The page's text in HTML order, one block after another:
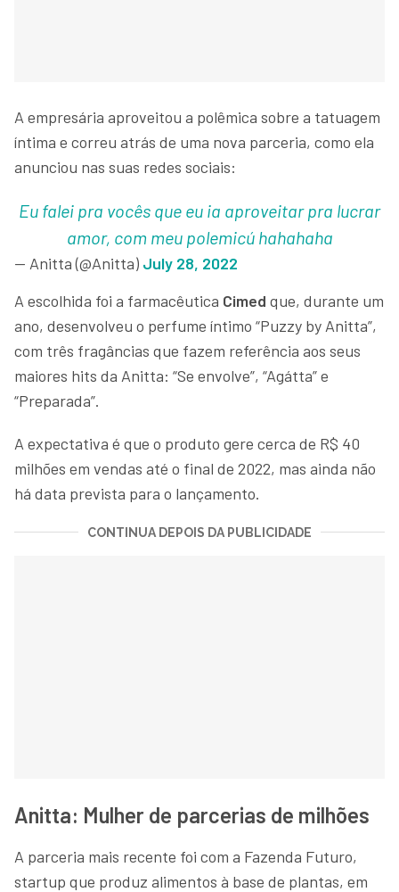
A empresária aproveitou a polêmica sobre a tatuagem
íntima e correu atrás de uma nova parceria, como ela
anunciou nas suas redes sociais:
Eu falei pra vocês que eu ia aproveitar pra lucrar
amor, com meu polemicú hahahaha
— Anitta (@Anitta) July 28, 2022
A escolhida foi a farmacêutica Cimed que, durante um
ano, desenvolveu o perfume íntimo “Puzzy by Anitta”,
com três fragâncias que fazem referência aos seus
maiores hits da Anitta: “Se envolve”, “Agátta” e
“Preparada”.
A expectativa é que o produto gere cerca de R$ 40
milhões em vendas até o final de 2022, mas ainda não
há data prevista para o lançamento.
CONTINUA DEPOIS DA PUBLICIDADE
Anitta: Mulher de parcerias de milhões
A parceria mais recente foi com a Fazenda Futuro,
startup que produz alimentos à base de plantas, em